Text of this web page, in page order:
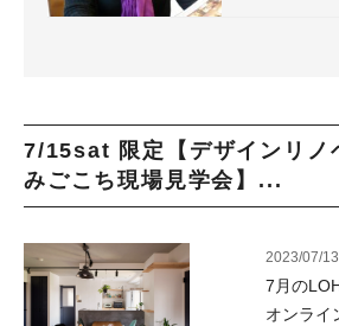
7/15sat 限定【デザインリノ
みごこち現場見学会】...
2023/07/13
7月の
オンライ